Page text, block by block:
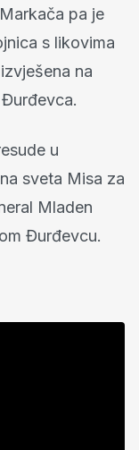
pa je
s likovima
na
u
sveta Misa za
Mladen
Đurđevcu.